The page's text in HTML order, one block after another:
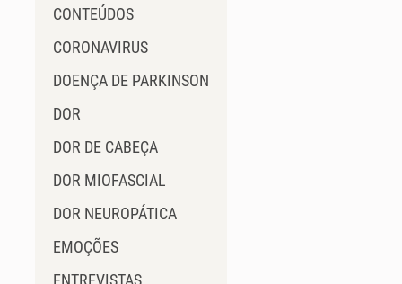
CONTEÚDOS
CORONAVIRUS
DOENÇA DE PARKINSON
DOR
DOR DE CABEÇA
DOR MIOFASCIAL
DOR NEUROPÁTICA
EMOÇÕES
ENTREVISTAS